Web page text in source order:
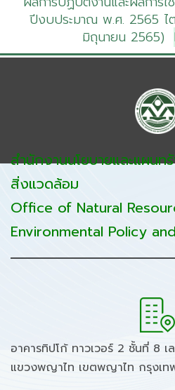
ปีงบประมาณ พ.ศ. 2565 ไ
มิถุนายน 2565)
สำนักงานนโยบายและแผนท
สิ่งแวดล้อม
Office of Natural
Environmental Policy
อาคารทิปโก้ ทาวเวอร์ 2 ชั้นที่ 8 เ
แขวงพญาไท เขตพญาไท กรุงเ